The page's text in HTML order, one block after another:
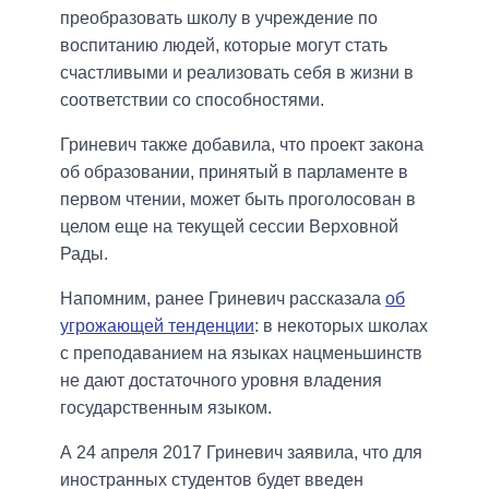
преобразовать школу в учреждение по
воспитанию людей, которые могут стать
счастливыми и реализовать себя в жизни в
соответствии со способностями.
Гриневич также добавила, что проект закона
об образовании, принятый в парламенте в
первом чтении, может быть проголосован в
целом еще на текущей сессии Верховной
Рады.
Напомним, ранее Гриневич рассказала об
угрожающей тенденции: в некоторых школах
с преподаванием на языках нацменьшинств
не дают достаточного уровня владения
государственным языком.
А 24 апреля 2017 Гриневич заявила, что для
иностранных студентов будет введен